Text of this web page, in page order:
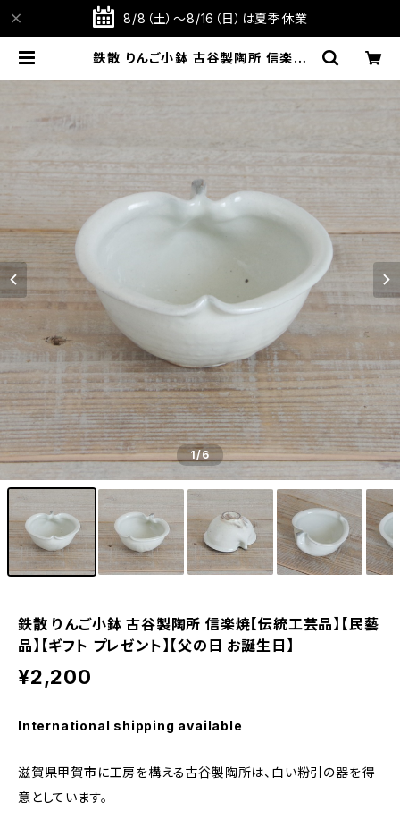
8/8（土）～8/16（日）は夏季休業
鉄散 りんご小鉢 古谷製陶所 信楽焼
1/6
鉄散 りんご小鉢 古谷製陶所 信楽焼【伝統工芸品】【民藝
品】【ギフト プレゼント】【父の日 お誕生日】
¥2,200
International shipping available
滋賀県甲賀市に工房を構える古谷製陶所は、白い粉引の器を得
意としています。